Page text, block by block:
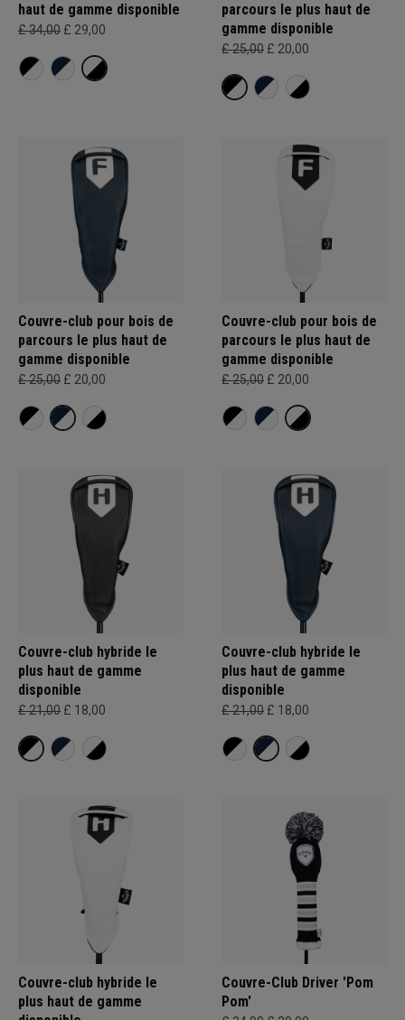
haut de gamme disponible
£ 34,00 £ 29,00
parcours le plus haut de
gamme disponible
£ 25,00 £ 20,00
Couvre-club pour bois de
parcours le plus haut de
gamme disponible
£ 25,00 £ 20,00
Couvre-club pour bois de
parcours le plus haut de
gamme disponible
£ 25,00 £ 20,00
Couvre-club hybride le
plus haut de gamme
disponible
£ 21,00 £ 18,00
Couvre-club hybride le
plus haut de gamme
disponible
£ 21,00 £ 18,00
Couvre-club hybride le
plus haut de gamme
Couvre-Club Driver 'Pom
Pom'